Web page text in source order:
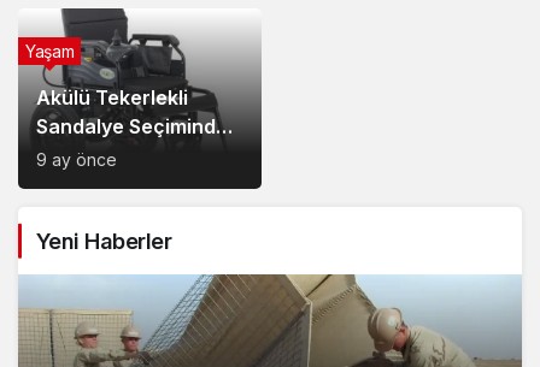
Akülü Tekerlekli
Sandalye Seçiminde
Dikkat Edilecek
Noktalar: Konfor,
Model Tercihi
9 ay önce
Yaşam
Yeni Haberler